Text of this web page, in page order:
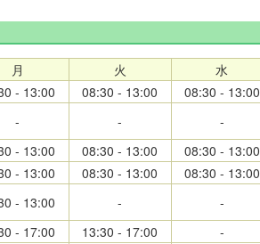
月 火 水
- 13:00 08:30 - 13:00 08:30 - 13:00
- - -
- 13:00 08:30 - 13:00 08:30 - 13:00
- 13:00 08:30 - 13:00 08:30 - 13:00
- 13:00 - -
- 17:00 13:30 - 17:00 -